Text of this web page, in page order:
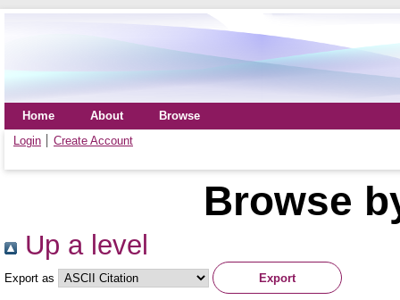
Home About
Browse
Login
Create Account
Browse
Up a level
Export as